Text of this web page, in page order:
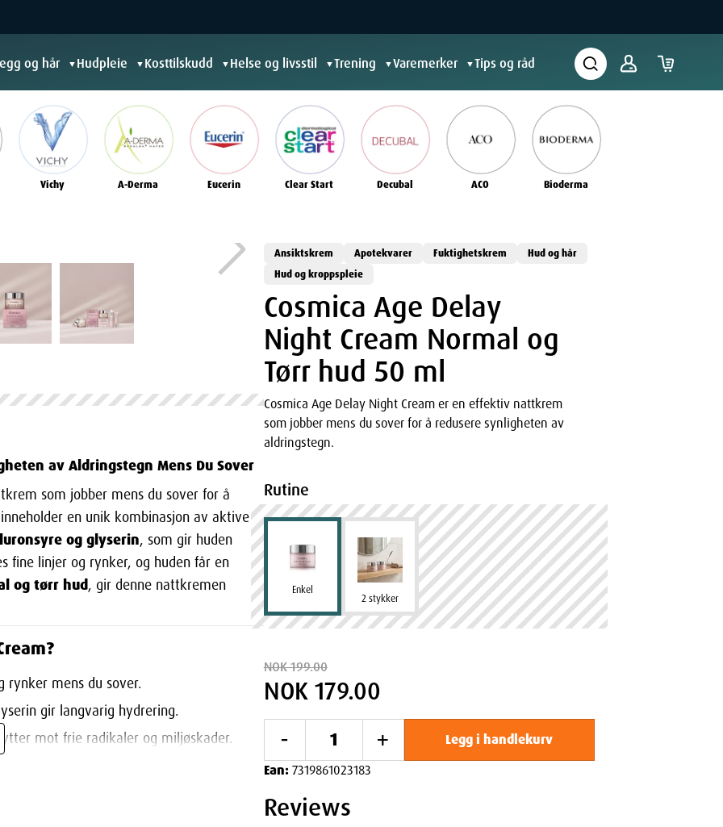
og hår ▼ Hudpleie ▼ Kosttilskudd ▼ Helse og livsstil ▼Trening ▼Varemerker ▼Tips og råd
Vichy A-Derma Eucerin Clear Start Decubal ACO Bioderma
av Aldringstegn Mens Du Sover
som jobber mens du sover for å
en unik kombinasjon av aktive
og glyserin, som gir huden
fine linjer og rynker, og huden får en
og tørr hud, gir denne nattkremen
rynker mens du sover.
gir langvarig hydrering.
mot frie radikaler og miljøskader.
Ansiktskrem Apotekvarer Fuktighetskrem
Hud og hår
Hud og kroppspleie
Cosmica Age Delay
Night Cream Normal og
Tørr hud 50 ml
Cosmica Age Delay Night Cream er en effektiv nattkrem
som jobber mens du sover for å redusere synligheten av
aldringstegn.
Rutine
Enkel
2 stykker
NOK 199.00
NOK 179.00
- +
Legg i handlekurv
Ean: 7319861023183
Reviews